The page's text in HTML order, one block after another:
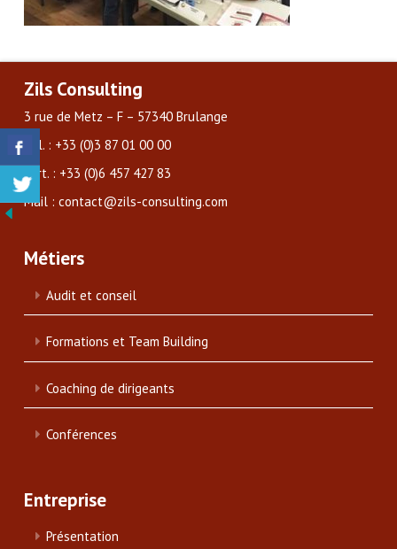
Zils Consulting
3 rue de Metz – F – 57340 Brulange
Tél. : +33 (0)3 87 01 00 00
Port. : +33 (0)6 457 427 83
Mail : contact@zils-consulting.com
Métiers
Audit et conseil
Formations et Team Building
Coaching de dirigeants
Conférences
Entreprise
Présentation